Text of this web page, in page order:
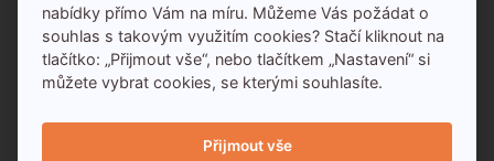
Historie objednávek
nabídky přímo Vám na míru. Můžeme Vás požádat o
souhlas s takovým využitím cookies? Stačí kliknout na
tlačítko: „Přijmout vše“, nebo tlačítkem „Nastavení“ si
můžete vybrat cookies, se kterými souhlasíte.
Přijmout vše